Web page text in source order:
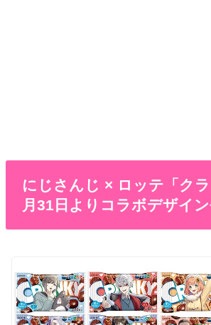
にじさんじ × ロッテ「ク
月31日よりコラボデザイ